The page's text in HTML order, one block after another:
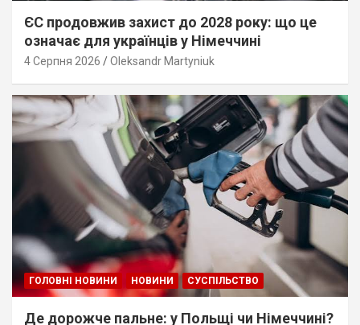
ЄС продовжив захист до 2028 року: що це
означає для українців у Німеччині
4 Серпня 2026 Oleksandr Martyniuk
ГОЛОВНІ НОВИНИ НОВИНИ СУСПІЛЬСТВО
Де дорожче пальне: у Польщі чи Німеччині?